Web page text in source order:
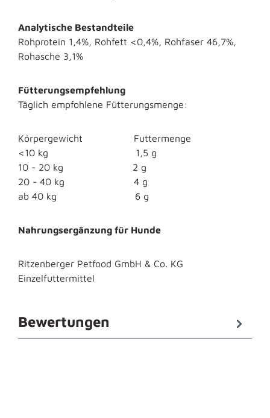
Analytische Bestandteile
Rohprotein 1,4%, Rohfett <0,4%, Rohfaser 46,7%,
Rohasche 3,1%
Fütterungsempfehlung
Täglich empfohlene Fütterungsmenge:
Körpergewicht Futtermenge
<10 kg 1,5 g
10 - 20 kg 2 g
20 - 40 kg 4 g
ab 40 kg 6 g
Nahrungsergänzung für Hunde
Ritzenberger Petfood GmbH & Co. KG
Einzelfuttermittel
Bewertungen